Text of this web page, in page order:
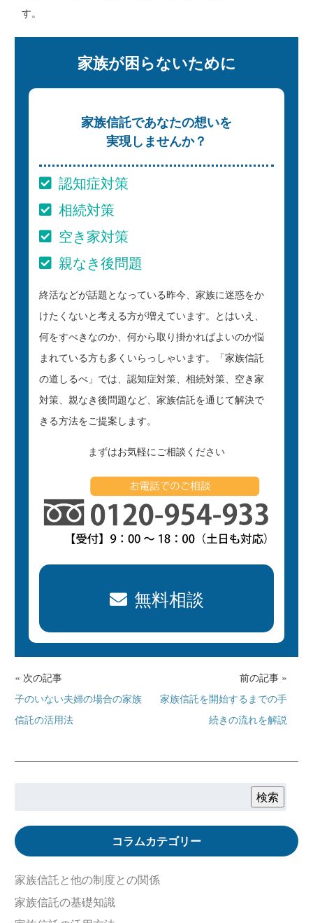
す。
家族が困らないために
家族信託であなたの想いを
実現しませんか？
認知症対策
相続対策
空き家対策
親なき後問題
終活などが話題となっている昨今、家族に迷惑をか
けたくないと考える方が増えています。とはいえ、
何をすべきなのか、何から取り掛かればよいのか悩
まれている方も多くいらっしゃいます。「家族信託
の道しるべ」では、認知症対策、相続対策、空き家
対策、親なき後問題など、家族信託を通じて解決で
きる方法をご提案します。
まずはお気軽にご相談ください
無料相談
« 次の記事
子のいない夫婦の場合の家族
信託の活用法
前の記事 »
家族信託を開始するまでの手
続きの流れを解説
検索
コラムカテゴリー
家族信託と他の制度との関係
家族信託の基礎知識